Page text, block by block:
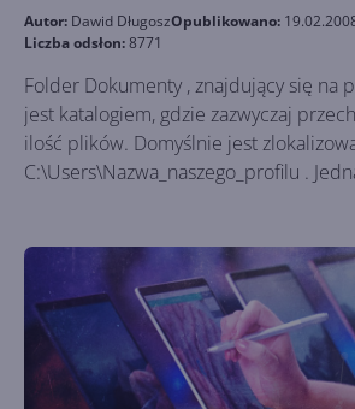
Autor: Dawid DługoszOpublikowano:
Liczba odsłon:8771
Folder Dokumenty , znajdujący się na partycji systemowej,
jest katalogiem, gdzie zazwyczaj
ilość plików. Domyślnie jest
C:\Users\Nazwa_naszego_profilu .
Dokumenty , jeśli np. system